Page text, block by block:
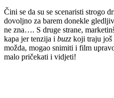
Čini se da su se scenaristi strogo
dovoljno za barem donekle
ne zna…. S druge strane,
kapa jer tenzija i buzz koji traju još
možda, mogao snimiti i film
malo pričekati i vidjeti!